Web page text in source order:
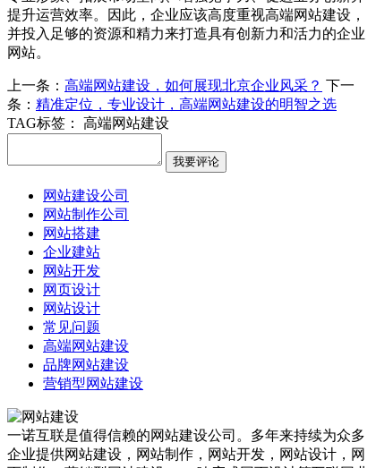
提升运营效率。因此，企业应该高度重视高端网站建设，
并投入足够的资源和精力来打造具有创新力和活力的企业
网站。
上一条： 高端网站建设，如何展现北京企业风采？ 下一
条： 精准定位，专业设计，高端网站建设的明智之选
TAG标签：
高端网站建设
网站建设公司
网站制作公司
网站搭建
企业建站
网站开发
网页设计
网站设计
常见问题
高端网站建设
品牌网站建设
营销型网站建设
一诺互联是值得信赖的网站建设公司。多年来持续为众多
企业提供网站建设，网站制作，网站开发，网站设计，网